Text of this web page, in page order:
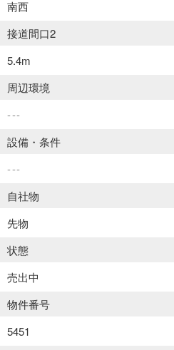
南西
接道間口2
5.4m
周辺環境
---
設備・条件
---
自社物
先物
状態
売出中
物件番号
5451